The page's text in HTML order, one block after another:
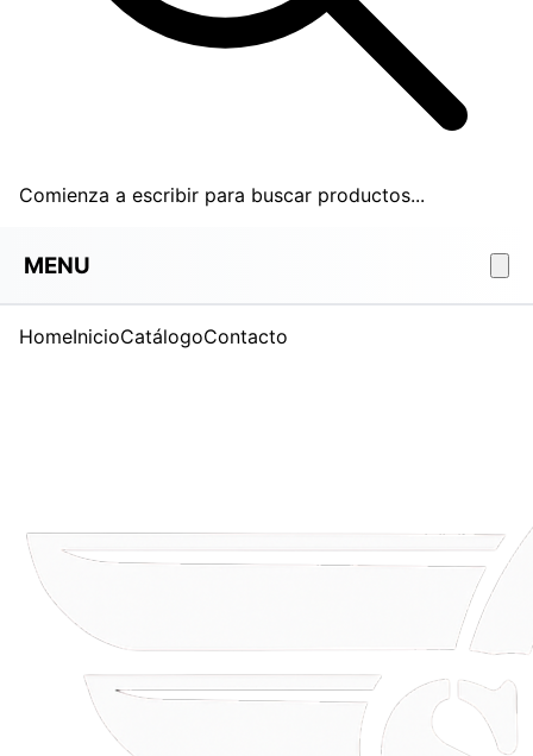
Comienza a escribir para buscar productos...
MENU
HomeInicioCatálogoContacto